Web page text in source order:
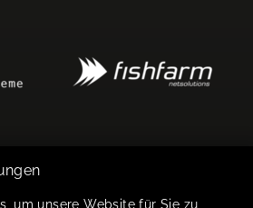
Impressum
um unsere Website für Sie zu